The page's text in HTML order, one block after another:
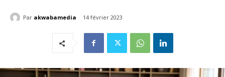
Par akwabamedia 14 février 2023